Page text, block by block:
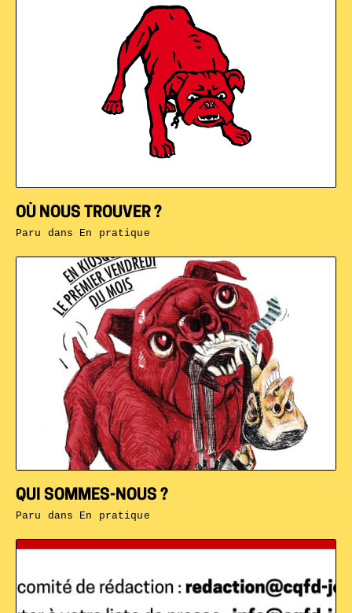
QUI SOMMES-NOUS ?
Paru dans En pratique
OÙ NOUS TROUVER ?
Paru dans En pratique